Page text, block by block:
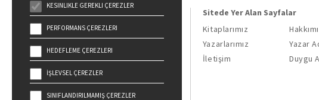
Doğan Kitap, bir Doğan Holding
kuruluşudur.
19 Mayıs Cad. Golden Plaza No:1 Kat:10
34360 / Şişli / İstanbul
Sitede Yer Alan Sayfalar
Kitaplarımız
Yazarlarımız
Yazar
İletişim
Duygu
KESINLIKLE GEREKLI ÇEREZLER
PERFORMANS ÇEREZLERI
HEDEFLEME ÇEREZLERI
İŞLEVSEL ÇEREZLER
SINIFLANDIRILMAMIŞ ÇEREZLER